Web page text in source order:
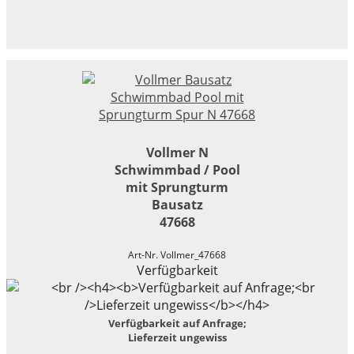
Vollmer N
Schwimmbad / Pool
mit Sprungturm
Bausatz
47668
Art-Nr. Vollmer_47668
Verfügbarkeit
Verfügbarkeit auf Anfrage;
Lieferzeit ungewiss